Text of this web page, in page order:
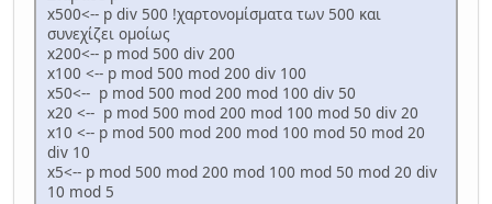
x500<-- p div 500 !χαρτονομίσματα των 500 και
συνεχίζει ομοίως
x200<-- p mod 500 div 200
x100 <-- p mod 500 mod 200 div 100
x50<-- p mod 500 mod 200 mod 100 div 50
x20 <-- p mod 500 mod 200 mod 100 mod 50 div 20
x10 <-- p mod 500 mod 200 mod 100 mod 50 mod 20
div 10
x5<-- p mod 500 mod 200 mod 100 mod 50 mod 20 div
10 mod 5